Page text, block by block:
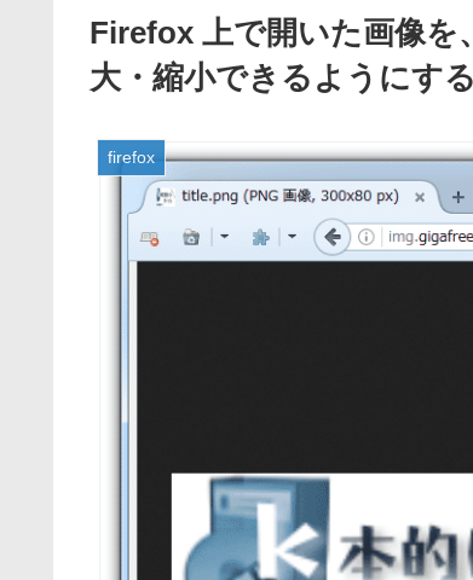
Firefox 上で開いた画像を
大・縮小できるようにす
firefox